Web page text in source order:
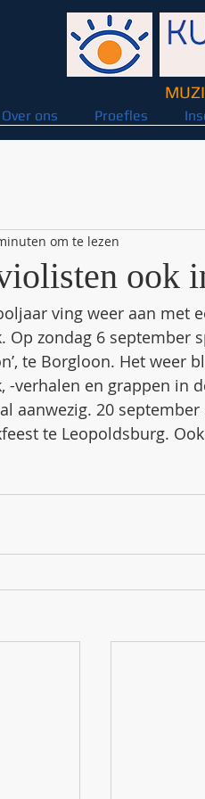
Over ons Proefles
ook
om te lezen
ving weer aan met
Op zondag 6 september
te Borgloon. Het weer
-verhalen en grappen in
aanwezig. 20
te Leopoldsburg.